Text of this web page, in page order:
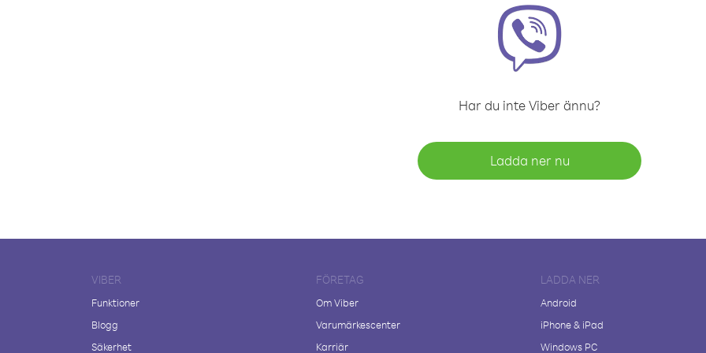
Har du inte Viber ännu?
Ladda ner nu
VIBER
Funktioner
Blogg
Säkerhet
FÖRETAG
Om Viber
Varumärkescenter
Karriär
LADDA NER
Android
iPhone & iPad
Windows PC